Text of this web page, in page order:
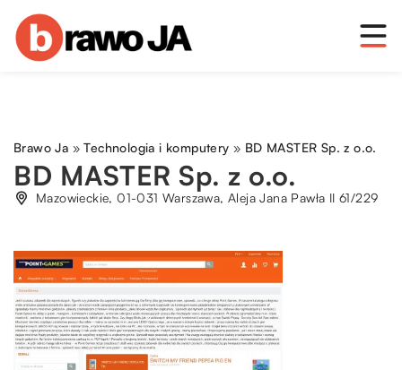
Brawo Ja »Technologia i komputery » BD MASTER Sp. z o.o.
BD MASTER Sp. z o.o.
Mazowieckie, 01-031 Warszawa, Aleja Jana Pawła II 61/229